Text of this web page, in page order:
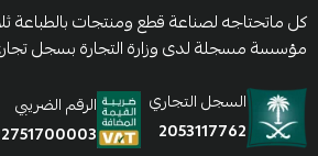
كل ماتحتاجه لصناعة قطع ومنتجات بالطباعة
مؤسسة مسجلة لدى وزارة التجارة بسجل تجاري
السجل التجاري
2053117762
الرقم الضريبي